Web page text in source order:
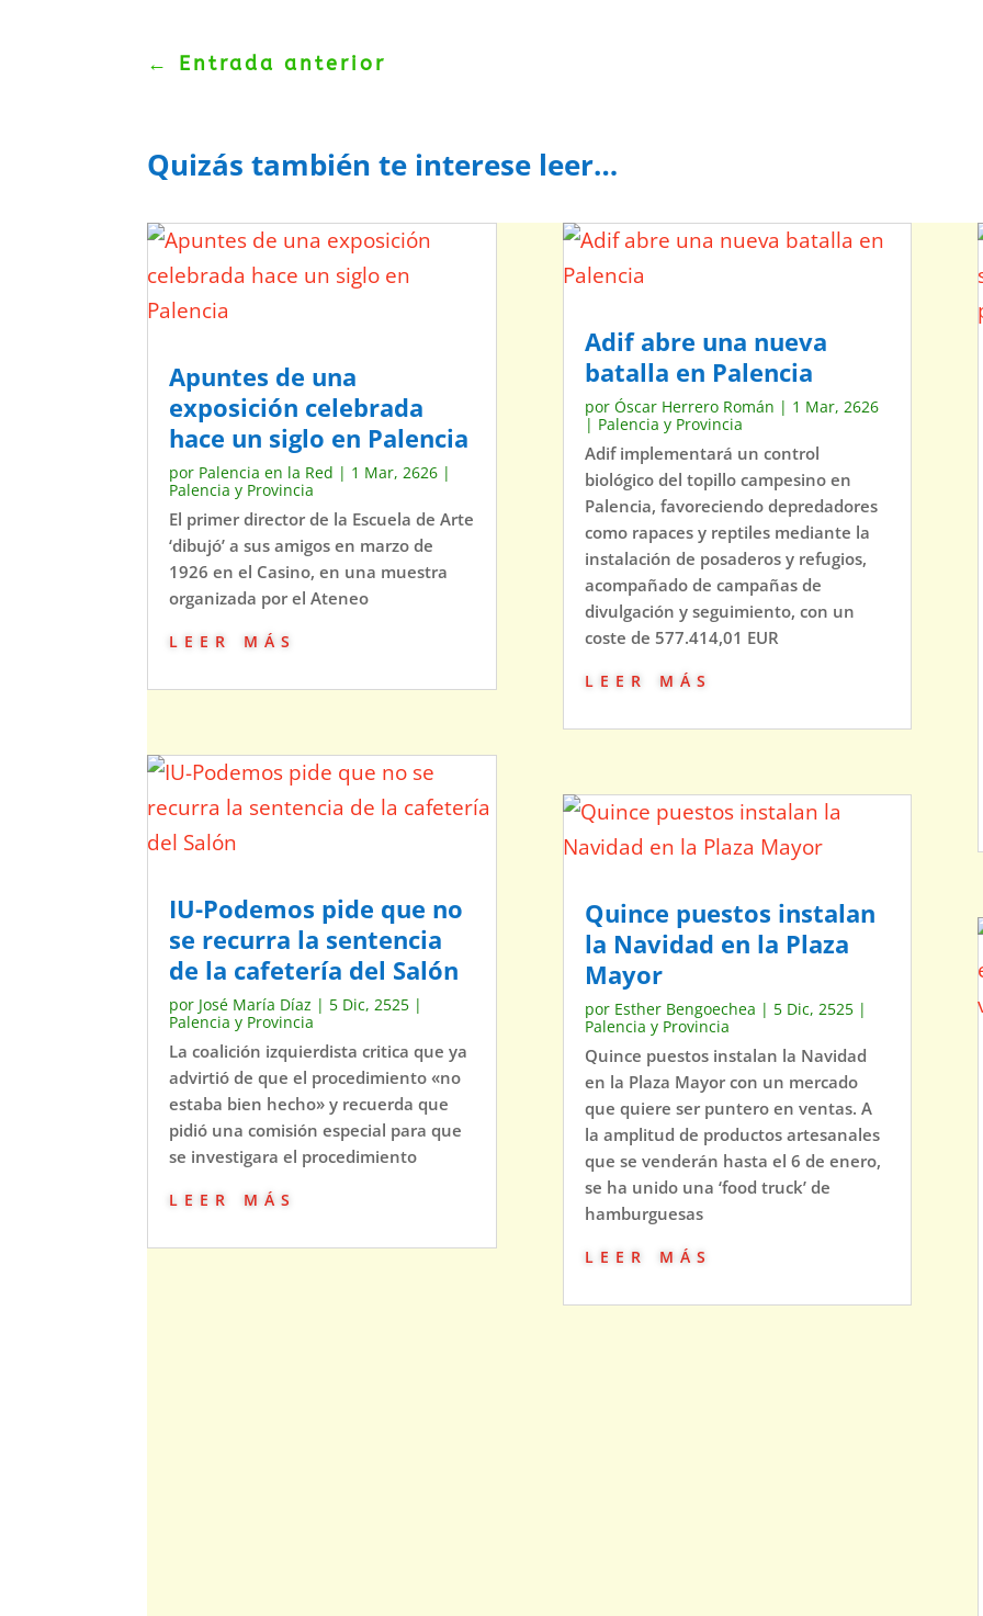
← Entrada anterior
Quizás también te interese leer…
Apuntes de una
exposición celebrada
hace un siglo en Palencia
por Palencia en la Red | 1 Mar, 2626 |
Palencia y Provincia
El primer director de la Escuela de Arte
‘dibujó’ a sus amigos en marzo de
1926 en el Casino, en una muestra
organizada por el Ateneo
leer más
IU-Podemos pide que no
se recurra la sentencia
de la cafetería del Salón
por José María Díaz | 5 Dic, 2525 |
Palencia y Provincia
La coalición izquierdista critica que ya
advirtió de que el procedimiento «no
estaba bien hecho» y recuerda que
pidió una comisión especial para que
se investigara el procedimiento
leer más
Adif abre una nueva
batalla en Palencia
por Óscar Herrero Román | 1 Mar, 2626
| Palencia y Provincia
Adif implementará un control
biológico del topillo campesino en
Palencia, favoreciendo depredadores
como rapaces y reptiles mediante la
instalación de posaderos y refugios,
acompañado de campañas de
divulgación y seguimiento, con un
coste de 577.414,01 EUR
leer más
Quince puestos instalan
la Navidad en la Plaza
Mayor
por Esther Bengoechea | 5 Dic, 2525|
Palencia y Provincia
Quince puestos instalan la Navidad
en la Plaza Mayor con un mercado
que quiere ser puntero en ventas. A
la amplitud de productos artesanales
que se venderán hasta el 6 de enero,
se ha unido una ‘food truck’ de
hamburguesas
leer más